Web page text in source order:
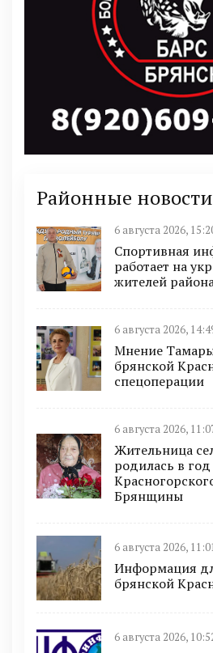
Районные новости
6 августа 2026,
Спортивная
работает на
жителей
6 августа 2026,
Мнение
брянской
спецоперации
6 августа 2026,
Жительница
родилась в
Брянщины
6 августа 2026,
Информация
брянской
6 августа 2026,